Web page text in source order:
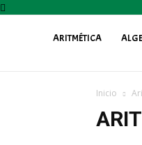
ARITMÉTICA
Inicio